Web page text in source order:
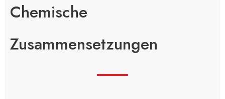
Chemische
Zusammensetzungen